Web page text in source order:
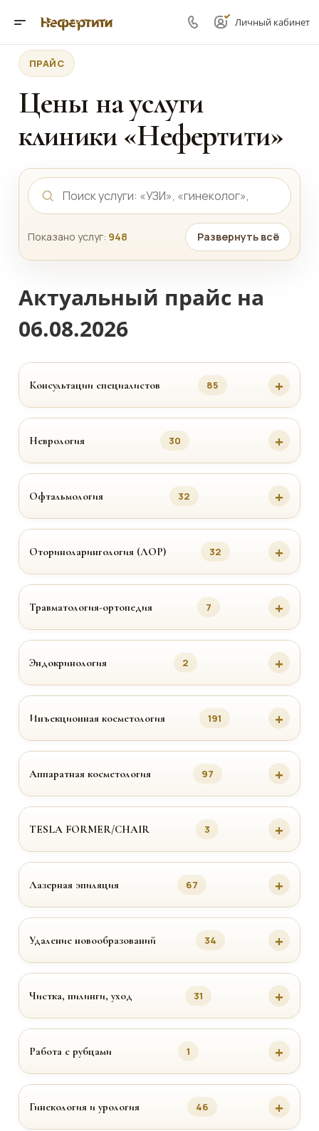
Личный кабинет
ПРАЙС
Цены на услуги
клиники «Нефертити»
Показано услуг: 948 Развернуть всё
Актуальный прайс на
06.08.2026
Консультации специалистов 85
Неврология 30
Офтальмология 32
Оториноларингология (ЛОР) 32
Травматология-ортопедия 7
Эндокринология 2
Инъекционная косметология 191
Аппаратная косметология 97
TESLA FORMER/CHAIR 3
Лазерная эпиляция 67
Удаление новообразований 34
Чистка, пилинги, уход 31
Работа с рубцами 1
Гинекология и урология 46